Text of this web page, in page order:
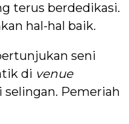
terus berdedikasi.
hal-hal baik.
seni
di venue
selingan. Pemeriah